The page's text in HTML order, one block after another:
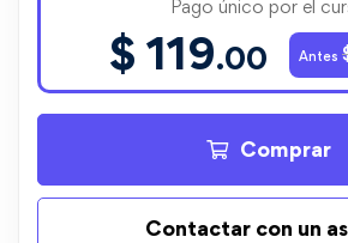
Pago único por el
$ 119.00
Comprar
Contactar con un